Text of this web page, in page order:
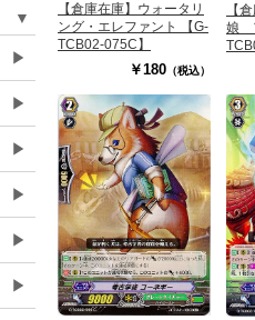
▼
▶
▶
▶
▶
▶
▶
【倉庫在庫】ウォータリ
ング・エレファント 【G-
TCB02-075C】
￥180 （税込）
【
娘